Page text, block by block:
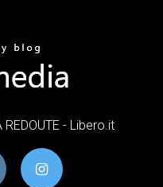
REDOUTE - Libero.it